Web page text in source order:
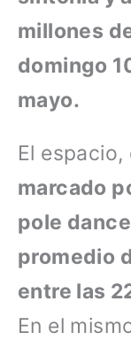
millones
domingo
mayo.
El espacio,
marcado
pole
promedio
entre las
En el